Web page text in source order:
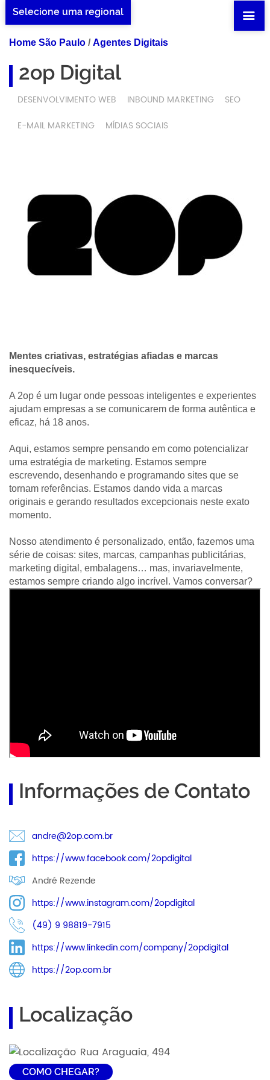
Selecione uma regional
Home São Paulo /Agentes Digitais
2op Digital
DESENVOLVIMENTO WEB INBOUND MARKETING
SEO
E-MAIL MARKETING
MÍDIAS SOCIAIS
Mentes criativas, estratégias afiadas e marcas
inesquecíveis.
A 2op é um lugar onde pessoas inteligentes e experientes
ajudam empresas a se comunicarem de forma autêntica e
eficaz, há 18 anos.
Aqui, estamos sempre pensando em como potencializar
uma estratégia de marketing. Estamos sempre
escrevendo, desenhando e programando sites que se
tornam referências. Estamos dando vida a marcas
originais e gerando resultados excepcionais neste exato
momento.
Nosso atendimento é personalizado, então, fazemos uma
série de coisas: sites, marcas, campanhas publicitárias,
marketing digital, embalagens… mas, invariavelmente,
estamos sempre criando algo incrível. Vamos conversar?
Informações de Contato
andre@2op.com.br
https://www.facebook.com/2opdigital
André Rezende
https://www.instagram.com/2opdigital
(49) 9 98819-7915
https://www.linkedin.com/company/2opdigital
https://2op.com.br
Localização
Rua Araguaia, 494
COMO CHEGAR?